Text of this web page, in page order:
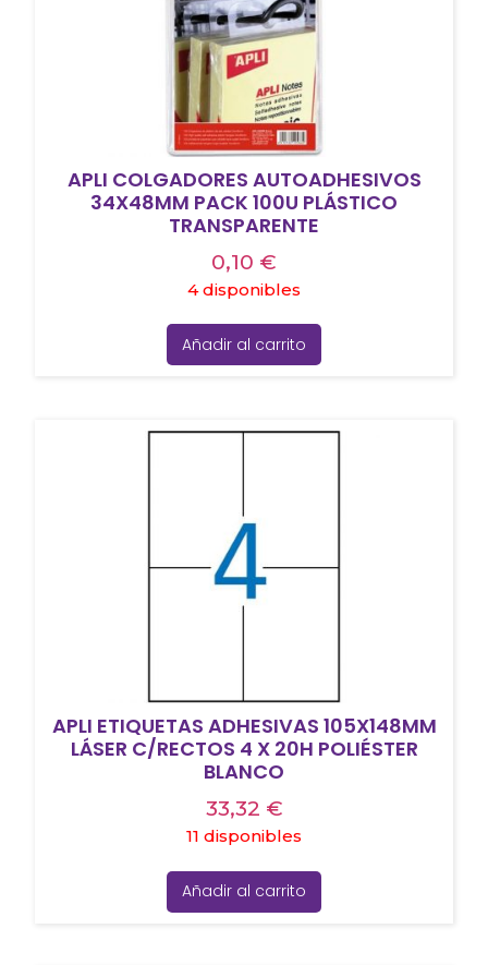
APLI COLGADORES AUTOADHESIVOS
34X48MM PACK 100U PLÁSTICO
TRANSPARENTE
0,10 €
4 disponibles
Añadir al carrito
APLI ETIQUETAS ADHESIVAS 105X148MM
LÁSER C/RECTOS 4 X 20H POLIÉSTER
BLANCO
33,32 €
11 disponibles
Añadir al carrito